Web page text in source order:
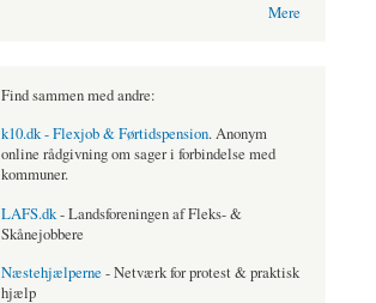
Mere
Find sammen med andre:
k10.dk - Flexjob & Førtidspension. Anonym
online rådgivning om sager i forbindelse med
kommuner.
LAFS.dk- Landsforeningen af Fleks- &
Skånejobbere
Næstehjælperne - Netværk for protest & praktisk
hjælp